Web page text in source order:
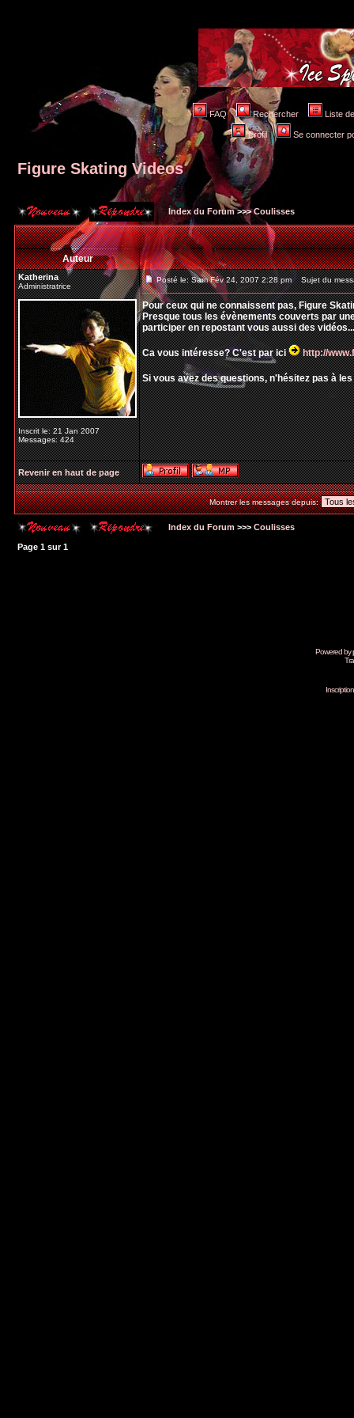
FAQ Rechercher Liste
Profil Se connecter
Figure Skating Videos
Index du Forum>>>Coulisses
Auteur
Katherina
Administratrice
Inscrit le: 21 Jan 2007
Messages: 424
Posté le: Sam Fév 24, 2007 2:28 pm Sujet du
Pour ceux qui ne connaissent pas, Figure
Presque tous les évènements couverts par
participer en repostant vous aussi des vidéos...
Ca vous intéresse? C'est par ici http://
Si vous avez des questions, n'hésitez pas à
Revenir en haut de page
Montrer les messages depuis:
Index du Forum >>> Coulisses
Page 1 sur1
Powered by